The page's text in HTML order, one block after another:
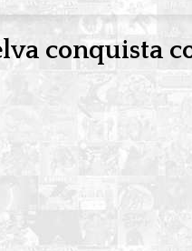
conquista